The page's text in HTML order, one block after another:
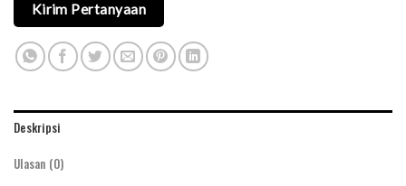
Kirim Pertanyaan
Deskripsi
Ulasan (0)